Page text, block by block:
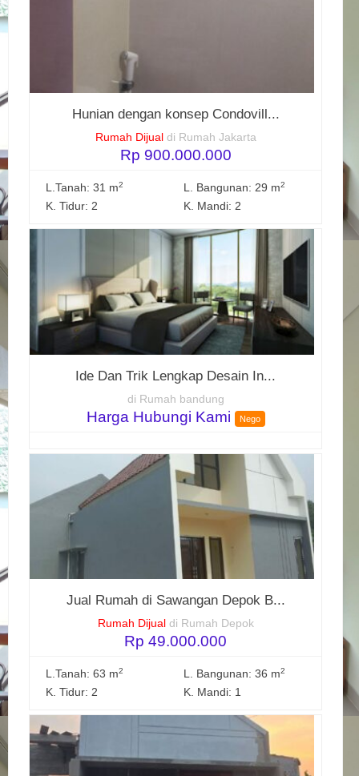
Hunian dengan konsep Condovill...
Rumah Dijual di Rumah Jakarta
Rp 900.000.000
L.Tanah: 31 m2 L. Bangunan: 29 m2
K. Tidur: 2 K. Mandi: 2
Ide Dan Trik Lengkap Desain In...
di Rumah bandung
Harga Hubungi Kami Nego
Jual Rumah di Sawangan Depok B...
Rumah Dijual di Rumah Depok
Rp 49.000.000
L.Tanah: 63 m2 L. Bangunan: 36 m2
K. Tidur: 2 K. Mandi: 1